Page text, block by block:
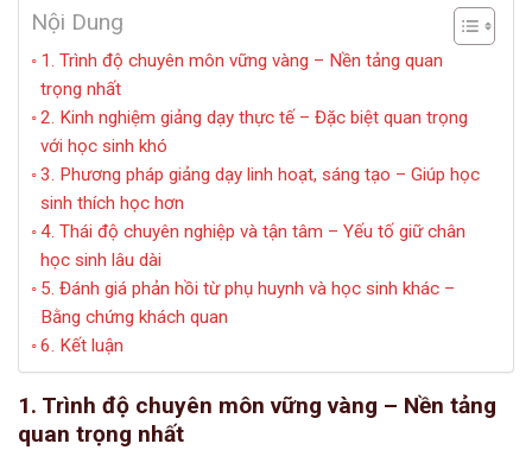
Nội Dung
1. Trình độ chuyên môn vững vàng – Nền tảng quan
trọng nhất
2. Kinh nghiệm giảng dạy thực tế – Đặc biệt quan trọng
với học sinh khó
3. Phương pháp giảng dạy linh hoạt, sáng tạo – Giúp học
sinh thích học hơn
4. Thái độ chuyên nghiệp và tận tâm – Yếu tố giữ chân
học sinh lâu dài
5. Đánh giá phản hồi từ phụ huynh và học sinh khác –
Bằng chứng khách quan
6. Kết luận
1. Trình độ chuyên môn vững vàng – Nền tảng
quan trọng nhất